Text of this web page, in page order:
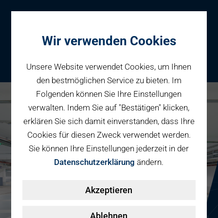
Parken
Reservieren
Fahrradparken
Geschäftspartner
Parkraumbewirtschaftung
Smart Mobility Hubs
Services
Karriere bei PBW
Wir verwenden Cookies
Unsere Website verwendet Cookies, um Ihnen
den bestmöglichen Service zu bieten. Im
Folgenden können Sie Ihre Einstellungen
verwalten. Indem Sie auf "Bestätigen" klicken,
erklären Sie sich damit einverstanden, dass Ihre
Cookies für diesen Zweck verwendet werden.
Sie können Ihre Einstellungen jederzeit in der
Datenschutzerklärung ändern.
Akzeptieren
Ablehnen